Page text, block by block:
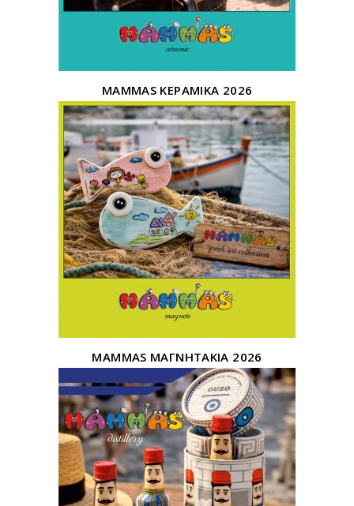
MAMMAS ΚΕΡΑΜΙΚΑ 2026
MAMMAS ΜΑΓΝΗΤΑΚΙΑ 2026